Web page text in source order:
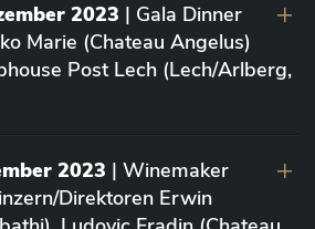
2023 | Gala Dinner
Marie (Chateau Angelus)
Post Lech (Lech/Arlberg,
2023 | Winemaker
Direktoren Erwin